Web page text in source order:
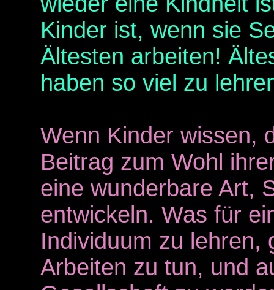
Kinder ist, wenn sie
Ältesten arbeiten!
haben so viel zu
Wenn Kinder wissen,
Beitrag zum Wohl
eine wunderbare Art,
entwickeln. Was für
Individuum zu lehren,
Arbeiten zu tun, und